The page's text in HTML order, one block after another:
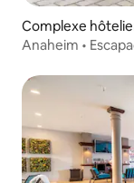
Complexe
Anaheim •